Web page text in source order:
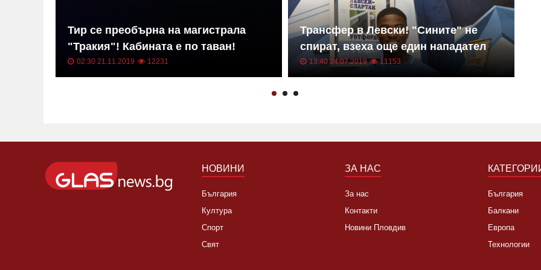
Тир се преобърна на магистрала
"Тракия"! Кабината е по таван!
02:30 21.11.2019 12231
Трансфер в Левски! "Сините" не
спират, взеха още един нападател
13:40 24.07.2019 11153
НОВИНИ
България
Култура
Спорт
Свят
ЗА НАС
За нас
Контакти
Новини Пловдив
България
Балкани
Европа
Технологии